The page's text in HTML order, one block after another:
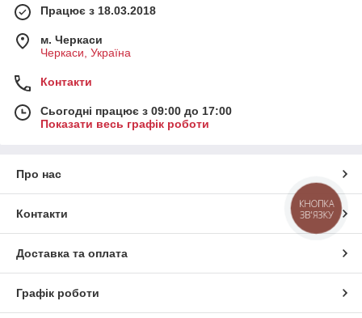
Працює з 18.03.2018
м. Черкаси
Черкаси, Україна
Контакти
Сьогодні працює з 09:00 до 17:00
Показати весь графік роботи
Про нас
Контакти
Доставка та оплата
Графік роботи
КНОПКА
ЗВ'ЯЗКУ